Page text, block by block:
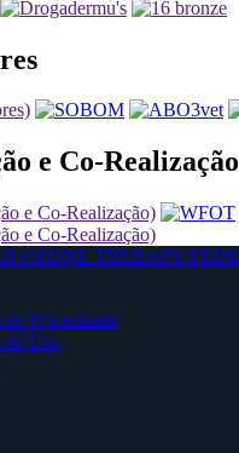
e Co-Realização
de Privacidade
de Uso